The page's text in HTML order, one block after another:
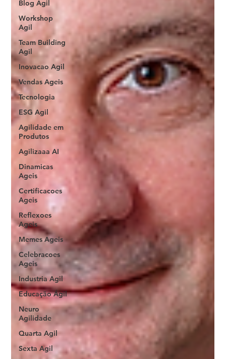
Blog Agil
Workshop
Agil
Team Building
Agil
Inovacao Agil
Vendas Ageis
Tecnologia
ESG Agil
Agilidade em
Produtos
Agilizaaa AI
Dinamicas
Ageis
Certificacoes
Ageis
Reflexoes
Ageis
Memes Ageis
Celebracoes
Ageis
Industria Agil
Educação Ágil
Neuro
Agilidade
Quarta Agil
Sexta Agil